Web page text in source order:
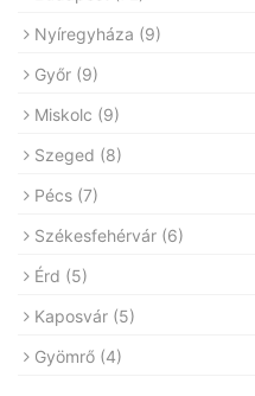
Nyíregyháza (9)
Győr (9)
Miskolc (9)
Szeged (8)
Pécs (7)
Székesfehérvár (6)
Érd (5)
Kaposvár (5)
Gyömrő (4)